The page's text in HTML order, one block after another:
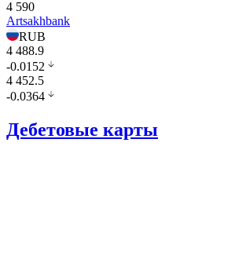
4 590
Artsakhbank
RUB
4 488.9
-0.0152
4 452.5
-0.0364
Дебетовые карты